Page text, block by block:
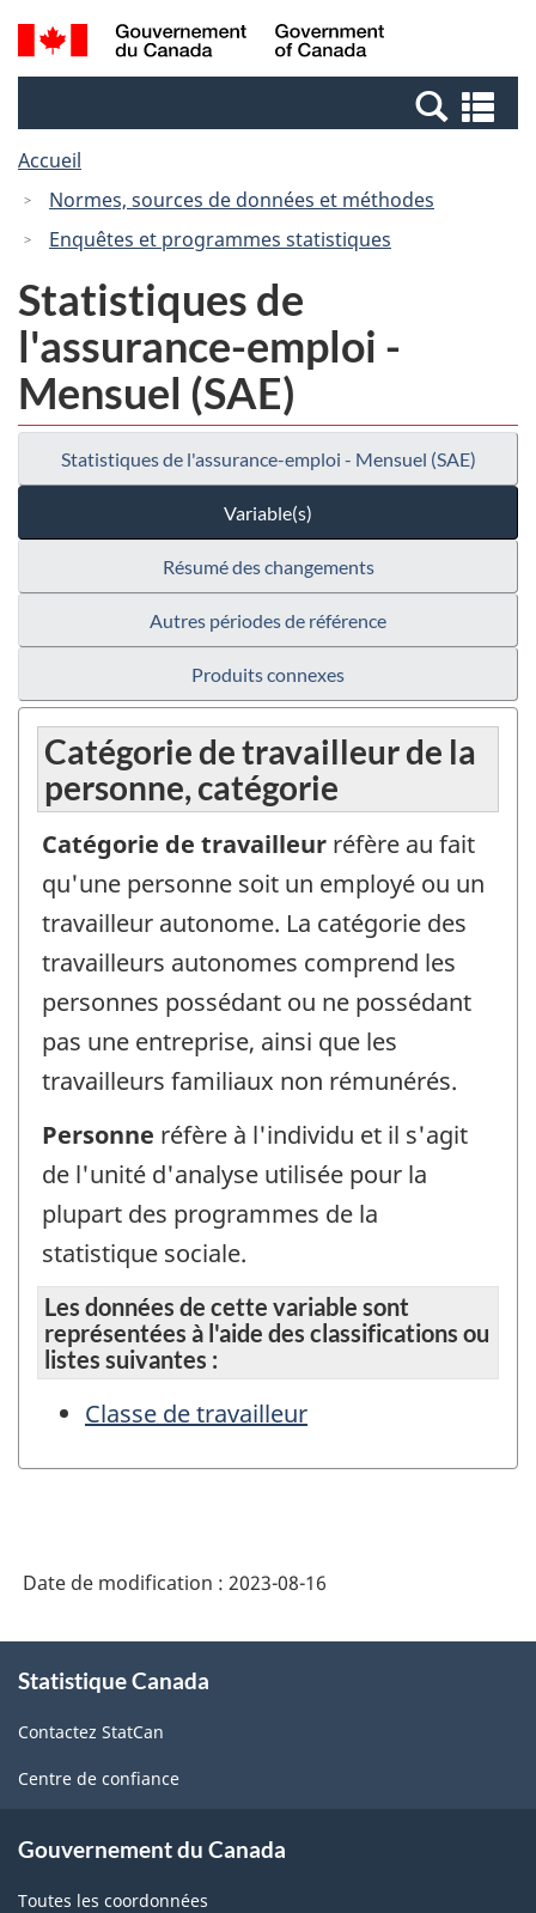
Passer
au
Passer
à
Canada
Recherche
et
et
Accueil
Normes, sources de données et méthodes
Enquêtes et programmes statistiques
Statistiques de
l'assurance-emploi -
Mensuel (SAE)
Statistiques de l'assurance-emploi - Mensuel (SAE)
Variable(s)
Résumé des changements
Autres périodes de référence
Produits connexes
Catégorie de travailleur de la
personne, catégorie
Catégorie de travailleur réfère au fait
qu'une personne soit un employé ou un
travailleur autonome. La catégorie des
travailleurs autonomes comprend les
personnes possédant ou ne possédant
pas une entreprise, ainsi que les
travailleurs familiaux non rémunérés.
Personne réfère à l'individu et il s'agit
de l'unité d'analyse utilisée pour la
plupart des programmes de la
statistique sociale.
Les données de cette variable sont
représentées à l'aide des classifications ou
listes suivantes :
Classe de travailleur
Date de modification : 2023-08-16
propos
ce
site
Statistique Canada
Contactez StatCan
Centre de confiance
Gouvernement du Canada
Toutes les coordonnées